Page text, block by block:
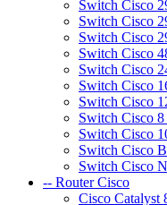
Switch Cisco
Switch Cisco
Switch Cisco
Switch Cisco
Switch Cisco
Switch Cisco
Switch Cisco
Switch Cisco
Switch Cisco
Switch Cisco
Switch Cisco
-- Router Cisco
Cisco Catalyst